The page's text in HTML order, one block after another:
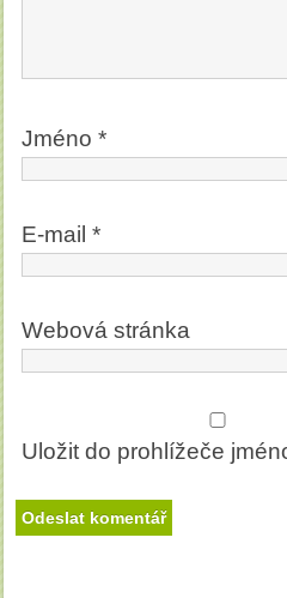
Jméno *
E-mail *
Webová stránka
Uložit do prohlížeče